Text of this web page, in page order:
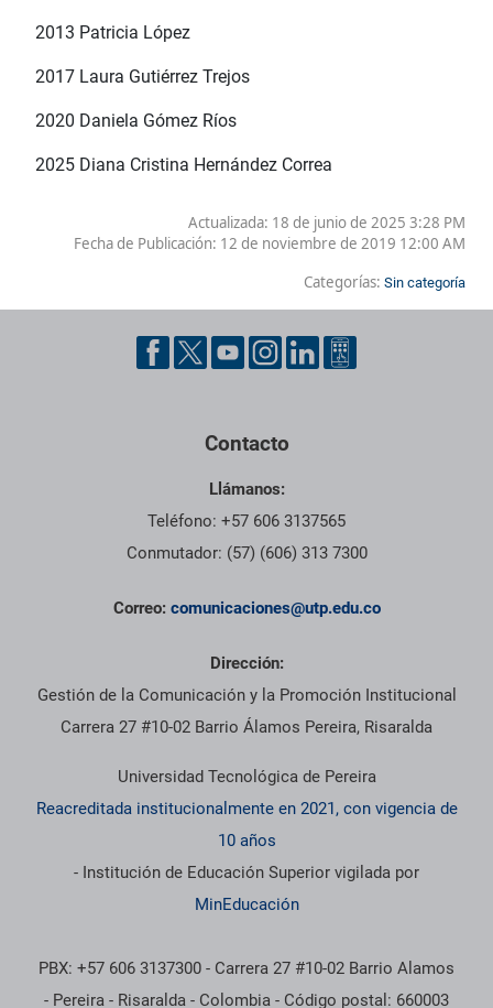
2013 Patricia López
2017 Laura Gutiérrez Trejos
2020 Daniela Gómez Ríos
2025 Diana Cristina Hernández Correa
Actualizada: 18 de junio de 2025 3:28 PM
Fecha de Publicación: 12 de noviembre de 2019 12:00 AM
Categorías: Sin categoría
Contacto
Llámanos:
Teléfono: +57 606 3137565
Conmutador: (57) (606) 313 7300
Correo: comunicaciones@utp.edu.co
Dirección:
Gestión de la Comunicación y la Promoción Institucional
Carrera 27 #10-02 Barrio Álamos Pereira, Risaralda
Universidad Tecnológica de Pereira
Reacreditada institucionalmente en 2021, con vigencia de
10 años
- Institución de Educación Superior vigilada por
MinEducación
PBX: +57 606 3137300 - Carrera 27 #10-02 Barrio Alamos
- Pereira - Risaralda - Colombia - Código postal: 660003